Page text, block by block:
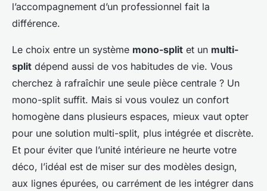
l’accompagnement d’un professionnel fait la
différence.
Le choix entre un système mono-split et un multi-
split dépend aussi de vos habitudes de vie. Vous
cherchez à rafraîchir une seule pièce centrale ? Un
mono-split suffit. Mais si vous voulez un confort
homogène dans plusieurs espaces, mieux vaut opter
pour une solution multi-split, plus intégrée et discrète.
Et pour éviter que l’unité intérieure ne heurte votre
déco, l’idéal est de miser sur des modèles design,
aux lignes épurées, ou carrément de les intégrer dans